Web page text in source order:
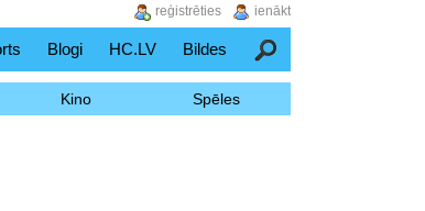
Blogi HC.LV Bildes Meklēšana
Kino Spēles
ienākt
reģistrēties